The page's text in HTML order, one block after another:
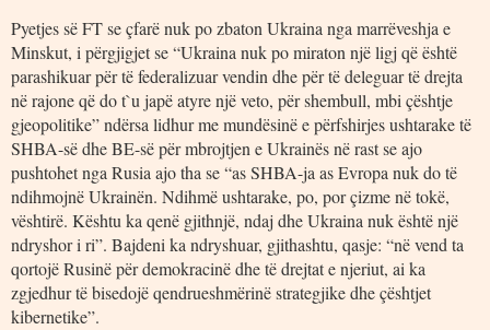
Pyetjes së FT se çfarë nuk po zbaton Ukraina nga marrëveshja e
Minskut, i përgjigjet se “Ukraina nuk po miraton një ligj që është
parashikuar për të federalizuar vendin dhe për të deleguar të drejta
në rajone që do t`u japë atyre një veto, për shembull, mbi çështje
gjeopolitike” ndërsa lidhur me mundësinë e përfshirjes ushtarake të
SHBA-së dhe BE-së për mbrojtjen e Ukrainës në rast se ajo
pushtohet nga Rusia ajo tha se “as SHBA-ja as Evropa nuk do të
ndihmojnë Ukrainën. Ndihmë ushtarake, po, por çizme në tokë,
vështirë. Kështu ka qenë gjithnjë, ndaj dhe Ukraina nuk është një
ndryshor i ri”. Bajdeni ka ndryshuar, gjithashtu, qasje: “në vend ta
qortojë Rusinë për demokracinë dhe të drejtat e njeriut, ai ka
zgjedhur të bisedojë qendrueshmërinë strategjike dhe çështjet
kibernetike”.